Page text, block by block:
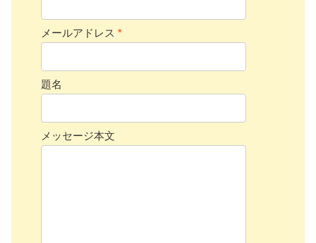
メールアドレス *
題名
メッセージ本文